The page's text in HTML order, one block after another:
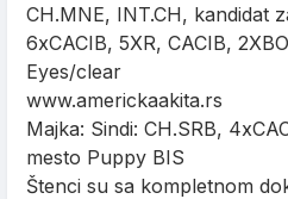
CH.MNE, INT.CH, kandidat
6xCACIB, 5XR, CACIB,
Eyes/clear
www.americkaakita.rs
Majka: Sindi: CH.SRB,
mesto Puppy BIS
Štenci su sa kompletnom